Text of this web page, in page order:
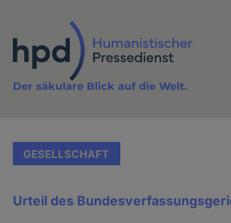
Inhalt
Der säkulare Blick auf die Welt.
GESELLSCHAFT
Urteil des